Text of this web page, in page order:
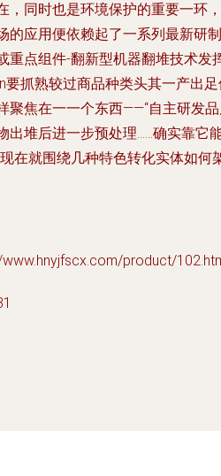
，同时也是环境保护的重要一环，
的应用便依赖起了一系列最新研制
重点组件-翻新型机器翻堆技术发
抓熟较过商品种类头其一产出
聚焦在一一个东西——“自主研发
出堆后进一步预处理……确实靠它
在就围绕几种特色转化实体如何
product/